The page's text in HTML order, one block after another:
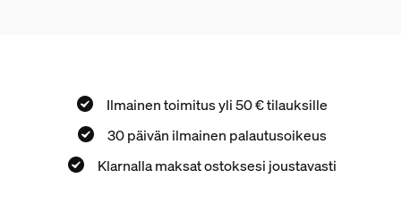
Ilmainen toimitus yli 50 € tilauksille
30 päivän ilmainen palautusoikeus
Klarnalla maksat ostoksesi joustavasti